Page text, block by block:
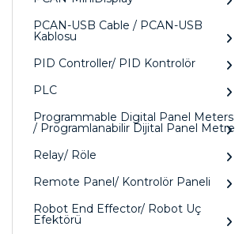
PCAN-USB Cable / PCAN-USB
Kablosu
PID Controller/ PID Kontrolör
PLC
Programmable Digital Panel Meters
/ Programlanabilir Dijital Panel Metre
Relay/ Röle
Remote Panel/ Kontrolör Paneli
Robot End Effector/ Robot Uç
Efektörü